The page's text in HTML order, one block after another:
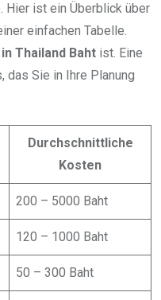
Hier ist ein Überblick über
einfachen Tabelle.
Thailand Baht ist. Eine
das Sie in Ihre Planung
Durchschnittliche
Kosten
200 – 5000 Baht
120 – 1000 Baht
50 – 300 Baht